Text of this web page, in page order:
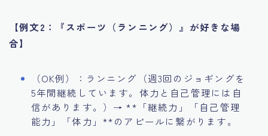
【例文2：『スポーツ（ランニング）』が好きな場
合】
（OK例）：ランニング（週3回のジョギングを
5年間継続しています。体力と自己管理には自
信があります。）→ **「継続力」「自己管理
能力」「体力」**のアピールに繋がります。